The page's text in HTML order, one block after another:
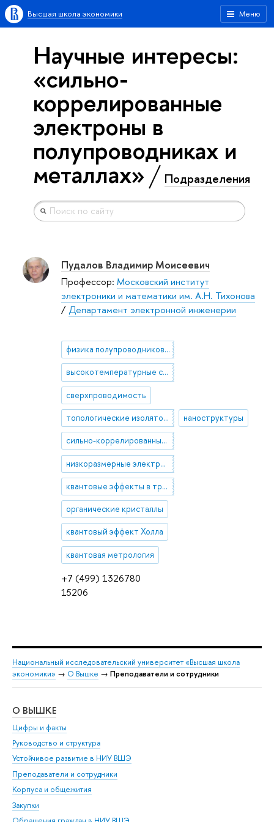
Меню
Высшая школа экономики
Научные интересы:
«сильно-
коррелированные
электроны в
полупроводниках и
металлах» Подразделения
+7 (499) 1326780
15206
Пудалов Владимир Моисеевич
Профессор: Московский институт
электроники и математики им. А.Н. Тихонова
/Департамент электронной инженерии
физика полупроводников и микроэлектроника
высокотемпературные сверхпроводники
сверхпроводимость
топологические изоляторы наноструктуры
сильно-коррелированные электроны в полупроводниках и металлах
низкоразмерные электронные системы
квантовые эффекты в транспорте заряда
органические кристаллы
квантовый эффект Холла
квантовая метрология
Национальный исследовательский университет «Высшая школа
экономики» → О Вышке → Преподаватели и сотрудники
О ВЫШКЕ
Цифры и факты
Руководство и структура
Устойчивое развитие в НИУ ВШЭ
Преподаватели и сотрудники
Корпуса и общежития
Закупки